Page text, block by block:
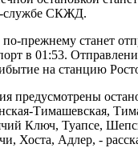
службе СКЖД.
прежнему станет
в 01:53.
на станцию
предусмотрены
Тимашевская,
Ключ, Туапсе,
Хоста, Адлер, -